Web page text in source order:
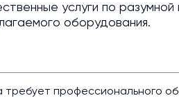
услуги по
оборудования.
профессионального